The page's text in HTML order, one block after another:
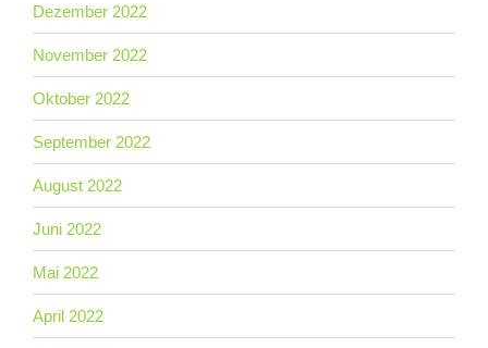
Dezember 2022
November 2022
Oktober 2022
September 2022
August 2022
Juni 2022
Mai 2022
April 2022